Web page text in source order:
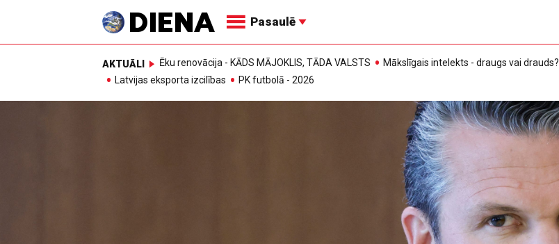
Pasaulē
AKTUĀLI Ēku renovācija - KĀDS MĀJOKLIS, TĀDA VALSTS
Mākslīgais intelekts - draugs vai drauds?
Latvijas eksporta izcilības
PK futbolā - 2026